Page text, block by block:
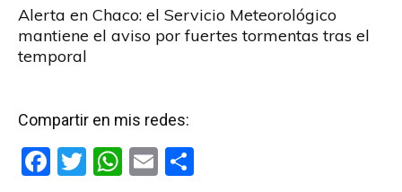
Alerta en Chaco: el Servicio Meteorológico
mantiene el aviso por fuertes tormentas tras el
temporal
Compartir en mis redes:
F
T
W E